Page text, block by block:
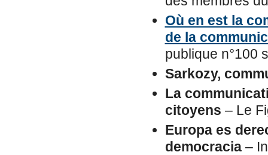
Où en est la
de la
publique n°100
Sarkozy,
La
citoyens – Le
Europa es
democracia–